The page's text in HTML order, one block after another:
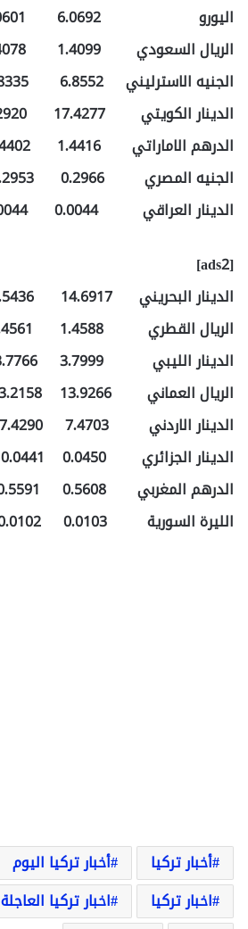
اليورو 6.0692 6.0601
الريال السعودي 1.4099 1.4078
الجنيه الاسترليني 6.8552 6.8335
الدينار الكويتي 17.4277 17.2920
الدرهم الاماراتي 1.4416 1.4402
الجنيه المصري 0.2966 0.2953
الدينار العراقي 0.0044 0.0044
[ads2]
الدينار البحريني 14.6917 13.5436
الريال القطري 1.4588 1.4561
الدينار الليبي 3.7999 3.7766
الريال العماني 13.9266 13.2158
الدينار الاردني 7.4703 7.4290
الدينار الجزائري 0.0450 0.0441
الدرهم المغربي 0.5608 0.5591
الليرة السورية 0.0103 0.0102
أخبار تركيا أخبار تركيا اليوم
اخبار تركيا
اخبار تركيا العاجلة